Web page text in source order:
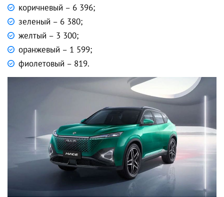
коричневый – 6 396;
зеленый – 6 380;
желтый – 3 300;
оранжевый – 1 599;
фиолетовый – 819.